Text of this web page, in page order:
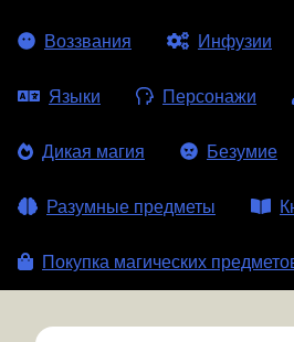
Воззвания Инфузии
Языки Персонажи
Дикая магия Безумие
Разумные предметы
Покупка магических